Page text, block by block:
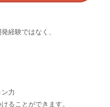
経験ではなく、
力
ることができます。